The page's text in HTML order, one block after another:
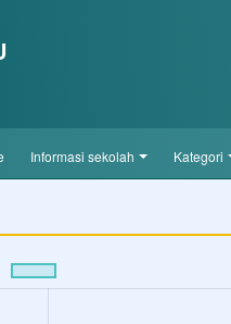
informasi sekolah kategori